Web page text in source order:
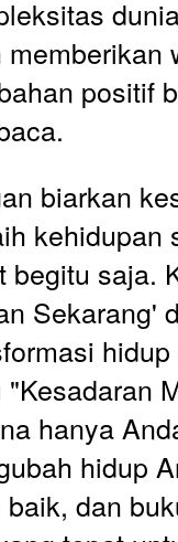
memberikan
positif
biarkan
kehidupan
begitu saja.
Sekarang'
"Kesadaran
hanya
hidup
baik, dan